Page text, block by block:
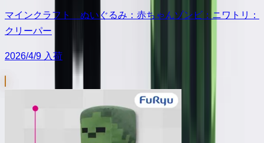
マインクラフト ぬいぐるみ：赤ちゃんゾンビ：ニワトリ：
クリーパー
2026/4/9 入荷